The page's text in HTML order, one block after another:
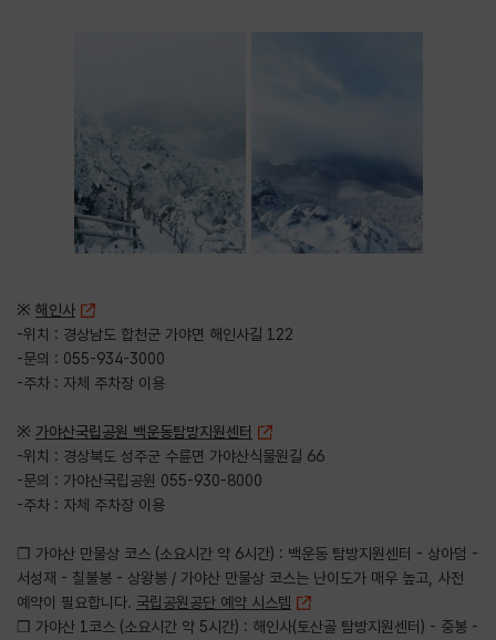
※ 해인사
-위치 : 경상남도 합천군 가야면 해인사길 122
-문의 : 055-934-3000
-주차 : 자체 주차장 이용
※ 가야산국립공원 백운동탐방지원센터
-위치 : 경상북도 성주군 수륜면 가야산식물원길 66
-문의 : 가야산국립공원 055-930-8000
-주차 : 자체 주차장 이용
❒ 가야산 만물상 코스 (소요시간 약 6시간) : 백운동 탐방지원센터 - 상아덤 -
서성재 - 칠불봉 - 상왕봉 / 가야산 만물상 코스는 난이도가 매우 높고, 사전
예약이 필요합니다. 국립공원공단 예약 시스템
❒ 가야산 1코스 (소요시간 약 5시간) : 해인사(토산골 탐방지원센터) - 중봉 -